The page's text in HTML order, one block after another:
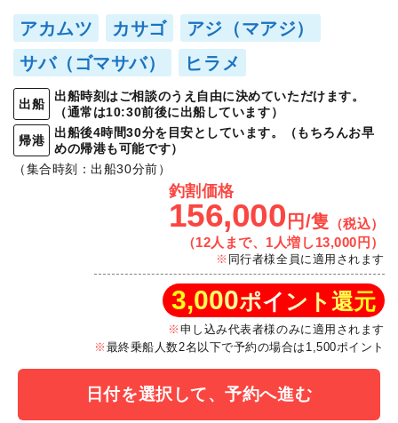
アカムツ カサゴ
アジ（マアジ）
サバ（ゴマサバ）
ヒラメ
出船
出船時刻はご相談のうえ自由に決めていただけます。
（通常は10:30前後に出船しています）
帰港
出船後4時間30分を目安としています。（もちろんお早
めの帰港も可能です）
（集合時刻：出船30分前）
釣割価格
156,000 円/隻
（税込）
（12人まで、1人増し13,000円）
同行者様全員に適用されます
3,000ポイント還元
申し込み代表者様のみに適用されます
最終乗船人数2名以下で予約の場合は1,500ポイント
日付を選択して、予約へ進む